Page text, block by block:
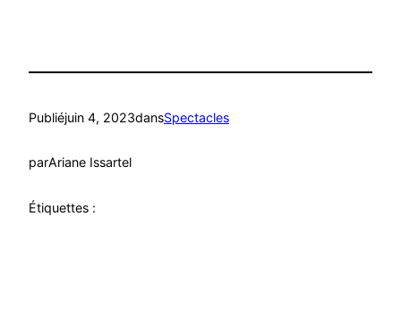
Publiéjuin 4, 2023dansSpectacles
parAriane Issartel
Étiquettes :